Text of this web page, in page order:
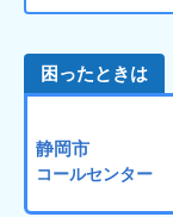
困ったときは
静岡市
コールセンター